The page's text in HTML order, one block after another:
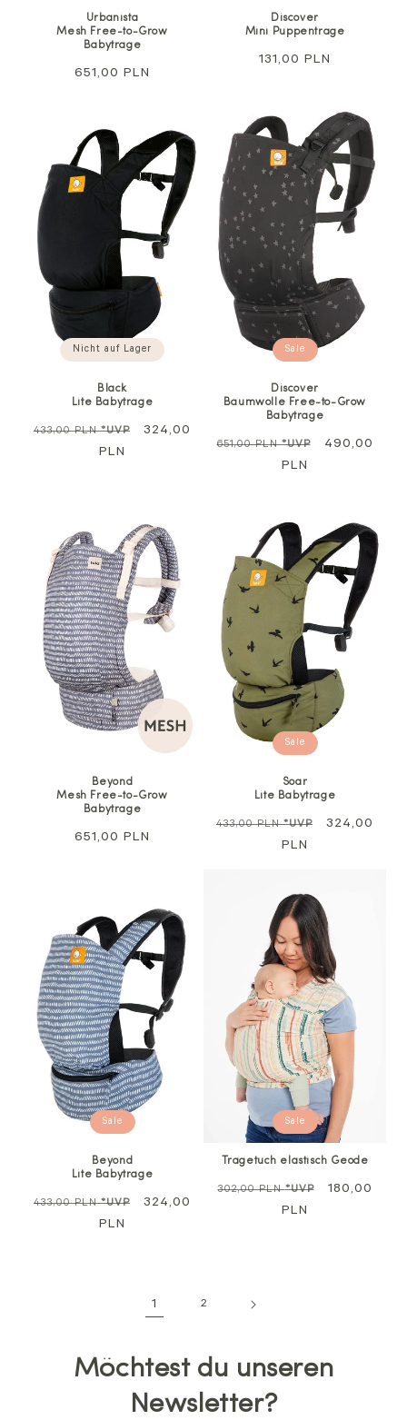
Urbanista
Mesh Free-to-Grow
Babytrage
Regulärer
651,00 PLN
Discover
Mini Puppentrage
Regulärer
131,00 PLN
Nicht auf Lager
Black
Lite Babytrage
Regulärer
433,00 PLN*UVP Sale
324,00
PLN
Sale
Discover
Baumwolle Free-to-Grow
Babytrage
Regulärer
651,00 PLN*UVP Sale
490,00
PLN
Beyond
Mesh Free-to-Grow
Babytrage
Regulärer
651,00 PLN
Sale
Soar
Lite Babytrage
Regulärer
433,00 PLN*UVP Sale
324,00
PLN
Sale
Beyond
Lite Babytrage
Regulärer
433,00 PLN*UVP Sale
324,00
PLN
Sale
Tragetuch elastisch Geode
Regulärer
302,00 PLN*UVP Sale
180,00
PLN
1 2
Möchtest du unseren
Newsletter?